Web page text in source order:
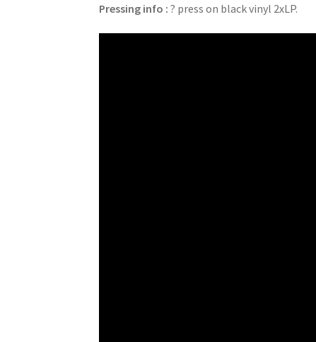
Pressing info : ? press on black vinyl 2xLP.